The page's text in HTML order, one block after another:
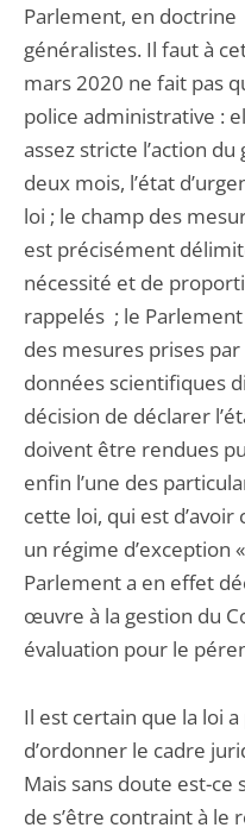
Parlement, en
généralistes. Il faut à
mars 2020 ne fait pas
police administrative :
assez stricte l’action
deux mois, l’état
loi ; le champ des
est précisément
nécessité et de
rappelés ; le
des mesures prises
données scientifiques
décision de déclarer
doivent être rendues
enfin l’une des
cette loi, qui est
un régime d’exception
Parlement a en effet
œuvre à la gestion du
évaluation pour le
Il est certain que la loi
d’ordonner le cadre
Mais sans doute est-ce
de s’être contraint à le